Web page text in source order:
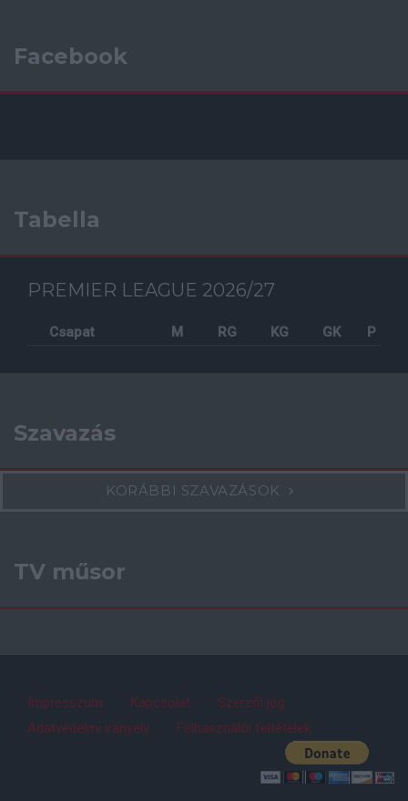
Facebook
Tabella
PREMIER LEAGUE 2026/27
Csapat M RG KG GK P
Szavazás
KORÁBBI SZAVAZÁSOK
TV műsor
Impresszum Kapcsolat
Szerzői jog
Adatvédelmi irányelv
Felhasználói feltételek